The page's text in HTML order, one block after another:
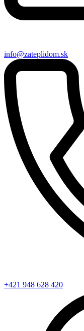
info@zateplidom.sk
+421 948 628 420